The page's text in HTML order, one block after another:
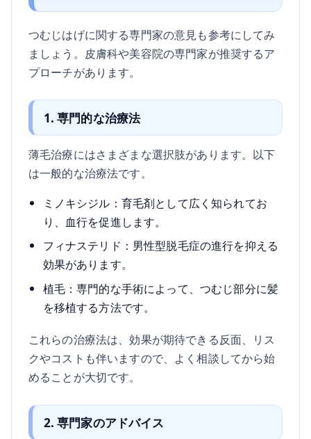
つむじはげに関する専門家の意見も参考にしてみ
ましょう。皮膚科や美容院の専門家が推奨するア
プローチがあります。
1. 専門的な治療法
薄毛治療にはさまざまな選択肢があります。以下
は一般的な治療法です。
ミノキシジル：育毛剤として広く知られてお
り、血行を促進します。
フィナステリド：男性型脱毛症の進行を抑える
効果があります。
植毛：専門的な手術によって、つむじ部分に髪
を移植する方法です。
これらの治療法は、効果が期待できる反面、リス
クやコストも伴いますので、よく相談してから始
めることが大切です。
2. 専門家のアドバイス